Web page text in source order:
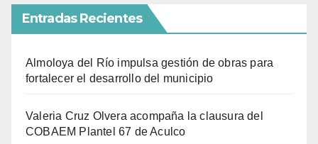
Entradas Recientes
Almoloya del Río impulsa gestión de obras para
fortalecer el desarrollo del municipio
Valeria Cruz Olvera acompaña la clausura del
COBAEM Plantel 67 de Aculco